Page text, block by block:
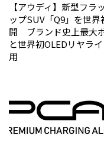
【アウディ】新型フラ
ップSUV「Q9」を世界
開 ブランド史上最大
と世界初OLEDリヤラ
用